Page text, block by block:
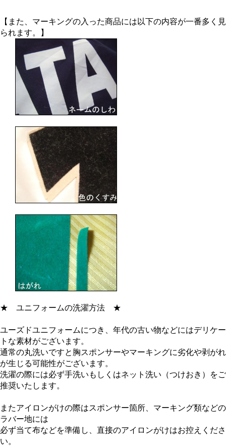
【また、マーキングの入った商品には以下の内容が一番多く見
られます。】
★ ユニフォームの洗濯方法 ★
ユーズドユニフォームにつき、年代の古い物などにはデリケー
トな素材がございます。
通常の丸洗いですと胸スポンサーやマーキングに劣化や剥がれ
が生じる可能性がございます。
洗濯の際には必ず手洗いもしくはネット洗い（つけおき）をご
推奨いたします。
またアイロンがけの際はスポンサー箇所、マーキング類などの
ラバー地には
必ず当て布などを準備し、直接のアイロンがけはお控えくださ
い。